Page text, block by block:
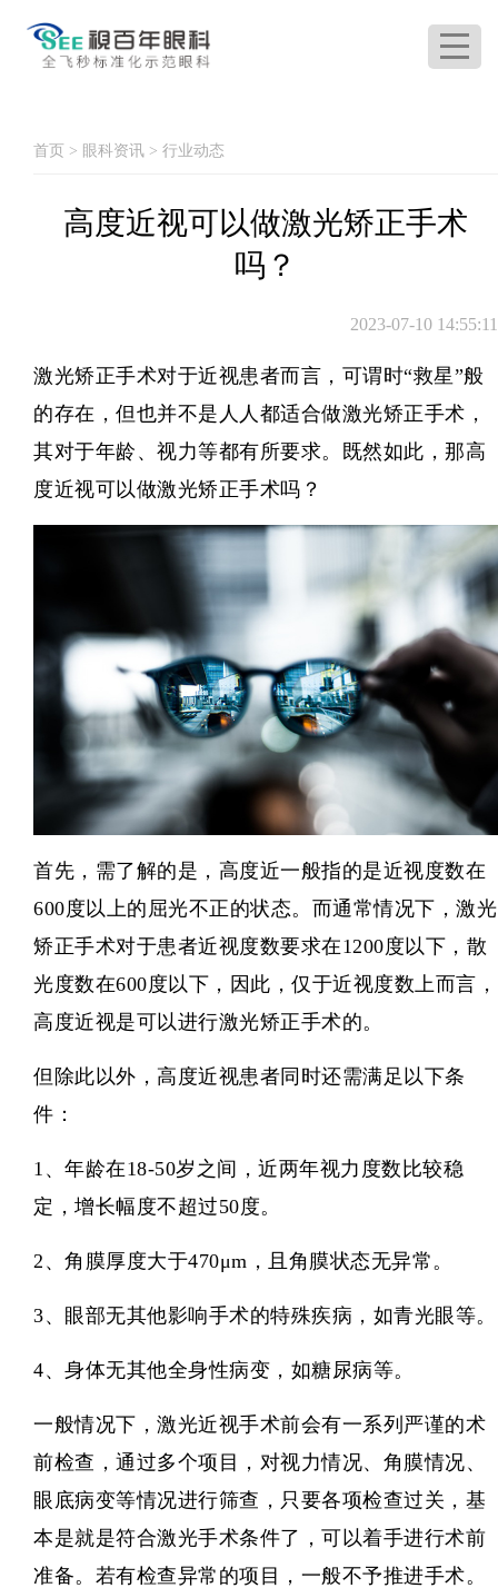
首页 > 眼科资讯 > 行业动态
高度近视可以做激光矫正手术
吗？
2023-07-10 14:55:11
激光矫正手术对于近视患者而言，可谓时“救星”般
的存在，但也并不是人人都适合做激光矫正手术，
其对于年龄、视力等都有所要求。既然如此，那高
度近视可以做激光矫正手术吗？
首先，需了解的是，高度近一般指的是近视度数在
600度以上的屈光不正的状态。而通常情况下，激光
矫正手术对于患者近视度数要求在1200度以下，散
光度数在600度以下，因此，仅于近视度数上而言，
高度近视是可以进行激光矫正手术的。
但除此以外，高度近视患者同时还需满足以下条
件：
1、年龄在18-50岁之间，近两年视力度数比较稳
定，增长幅度不超过50度。
2、角膜厚度大于470μm，且角膜状态无异常。
3、眼部无其他影响手术的特殊疾病，如青光眼等。
4、身体无其他全身性病变，如糖尿病等。
一般情况下，激光近视手术前会有一系列严谨的术
前检查，通过多个项目，对视力情况、角膜情况、
眼底病变等情况进行筛查，只要各项检查过关，基
本是就是符合激光手术条件了，可以着手进行术前
准备。若有检查异常的项目，一般不予推进手术。